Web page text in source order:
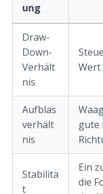
ung
Draw-
Down-
Verhält
nis
Wert
Aufblas
verhält
nis
gute
Stabilitä
t
Ein
die